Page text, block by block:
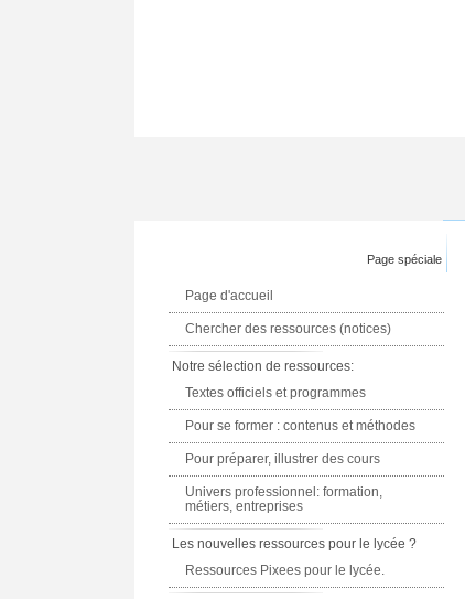
Page spéciale
Page d'accueil
Chercher des ressources (notices)
Notre sélection de ressources:
Textes officiels et programmes
Pour se former : contenus et méthodes
Pour préparer, illustrer des cours
Univers professionnel: formation,
métiers, entreprises
Les nouvelles ressources pour le lycée ?
Ressources Pixees pour le lycée.